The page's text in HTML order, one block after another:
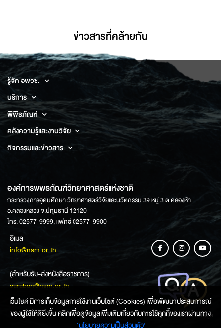
ข่าวสารที่่คล้ายกัน
รู้จัก อพวช.
บริการ
พิพิธภัณฑ์
คลังความรู้และงานวิจัย
กิจกรรมและข่าวสาร
องค์การพิพิธภัณฑ์วิทยาศาสตร์แห่งชาติ
กระทรวงการอุดมศึกษา วิทยาศาสตร์วิจัยและนวัตกรรม 39 หมู่ 3 ต.คลองห้า
อ.คลองหลวง จ.ปทุมธานี 12120
โทร: 02577-9999, แฟกซ์ 02577-9900
อีเมล
info@nsm.or.th
(สำหรับรับ-ส่งหนังสือราชการ)
saraban@nsm.or.th
ช่องทางการสอบถามข้อมูล
เว็บไซค์ มีการเก็บข้อมูลการใช้งานเว็บไซต์ (Cookies) เพื่อพัฒนาประสบการณ์
ของผู้ใช้ให้ดียิ่งขึ้น คลิกเพื่อดูข้อมูลเพิ่มเติมเกี่ยวกับการใช้คุกกี้ของเราผ่านทาง
‘นโยบายความเป็นส่วนตัว'